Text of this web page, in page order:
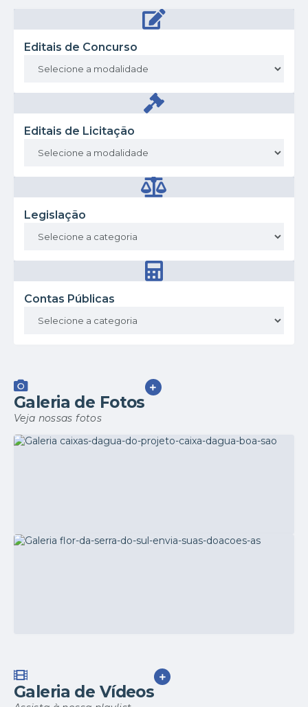
Editais de Concurso
Editais de Licitação
Legislação
Contas Públicas
Galeria de Fotos
Veja nossas fotos
VER MAIS
Flor da Serra do Sul envia suas doações às
cidades afetadas pelas enchentes no RS
Galeria de Vídeos